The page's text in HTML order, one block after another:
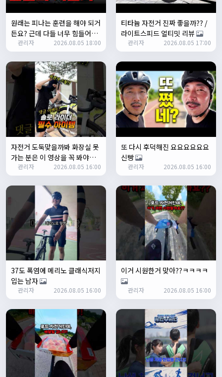
뇽
1/23/2025
관리자09:12:09
사이트 가입자수가 100명이 넘었습니다 :)
관리자09:12:12
다들 좋은하루되세요~
열심히타자12:16:55
맛점하세요~
배과장 12:48:20
반갑습니다 여러분 ^_^
배과장12:48:33
명절에도 열심히 맛있는 음식먹고 로라 타셔야지요 ㅎㅎ
1/24/2025
존명12:42:39
명신이 13:35:29
안녕하세요
1/27/2025
루나워커20:37:55
좋네요. 이것저것 많이요
열심히타자21:12:34
설연휴인데 날씨가..ㅠㅠ
1/28/2025
꼬유10:07:01
명절 행복하게 보내세요~ !!
1/29/2025
2chun09:38:46
명절 잘 보내세요~!
명신이12:33:45
명절 잘보내세요~
2/1/2025
원래는 피나는 훈련을 해야 되거
든요? 근데 다들 너무 힘들어하
니까 우리가 치트키를 좀 써드릴
게요. 아, KC 인증이 안나온다고
요? 그럼 뭐... 얼른 훈련하러 안
나가고 뭐하세요?
관리자 2026.08.05 18:00
티타늄 자전거 진짜 좋을까?? /
라이트스피드 얼티밋 리뷰
관리자 2026.08.05 17:00
자전거 도둑맞을까봐 화장실 못
가는 분은 이 영상을 꼭 봐야합
니다
관리자 2026.08.05 16:00
또 다시 후덕해진 요요요요요요
신빵
관리자 2026.08.05 16:00
37도 폭염에 메리노 클래식저지
입는 남자
관리자 2026.08.05 16:00
이거 시원한거 맞아??ㅋㅋㅋㅋ
관리자 2026.08.05 16:00